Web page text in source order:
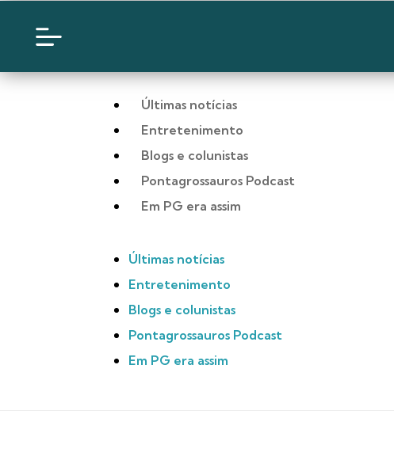
Últimas notícias
Entretenimento
Blogs e colunistas
Pontagrossauros Podcast
Em PG era assim
Últimas notícias
Entretenimento
Blogs e colunistas
Pontagrossauros Podcast
Em PG era assim